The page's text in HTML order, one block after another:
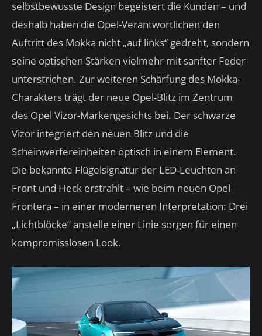
selbstbewusste Design begeistert die Kunden – und
deshalb haben die Opel-Verantwortlichen den
Auftritt des Mokka nicht „auf links“ gedreht, sondern
seine optischen Stärken vielmehr mit sanfter Feder
unterstrichen. Zur weiteren Schärfung des Mokka-
Charakters trägt der neue Opel-Blitz im Zentrum
des Opel Vizor-Markengesichts bei. Der schwarze
Vizor integriert den neuen Blitz und die
Scheinwerfereinheiten optisch in einem Element.
Die bekannte Flügelsignatur der LED-Leuchten an
Front und Heck erstrahlt – wie beim neuen Opel
Frontera – in einer moderneren Interpretation: Drei
„Lichtblöcke“ anstelle einer Linie sorgen für einen
kompromisslosen Look.